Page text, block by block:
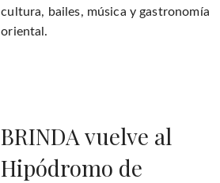
cultura, bailes, música y gastronomía
oriental.
BRINDA vuelve al
Hipódromo de